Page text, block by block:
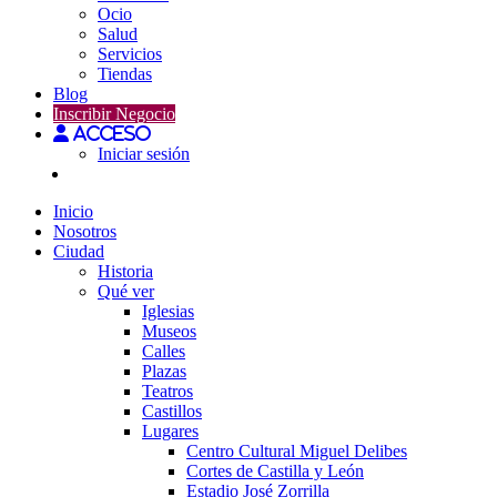
Ocio
Salud
Servicios
Tiendas
Blog
Inscribir Negocio
Acceso
Iniciar sesión
Inicio
Nosotros
Ciudad
Historia
Qué ver
Iglesias
Museos
Calles
Plazas
Teatros
Castillos
Lugares
Centro Cultural Miguel Delibes
Cortes de Castilla y León
Estadio José Zorrilla